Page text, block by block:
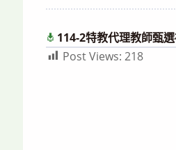
114-2特教代理教師甄
Post Views: 218